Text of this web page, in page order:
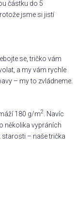
částku do 5
jsme si jistí
se, tričko vám
a my vám rychle
– my to zvládneme.
180 g/m2
. Navíc
několika vypráních
starosti – naše trička